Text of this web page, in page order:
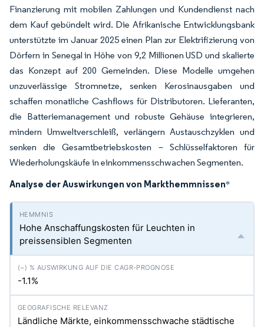
Finanzierung mit mobilen Zahlungen und Kundendienst nach
dem Kauf gebündelt wird. Die Afrikanische Entwicklungsbank
unterstützte im Januar 2025 einen Plan zur Elektrifizierung von
Dörfern in Senegal in Höhe von 9,2 Millionen USD und skalierte
das Konzept auf 200 Gemeinden. Diese Modelle umgehen
unzuverlässige Stromnetze, senken Kerosinausgaben und
schaffen monatliche Cashflows für Distributoren. Lieferanten,
die Batteriemanagement und robuste Gehäuse integrieren,
mindern Umweltverschleiß, verlängern Austauschzyklen und
senken die Gesamtbetriebskosten – Schlüsselfaktoren für
Wiederholungskäufe in einkommensschwachen Segmenten.
Analyse der Auswirkungen von Markthemmnissen*
Hohe Anschaffungskosten für Leuchten in
preissensiblen Segmenten
-1.1%
Ländliche Märkte, einkommensschwache städtische